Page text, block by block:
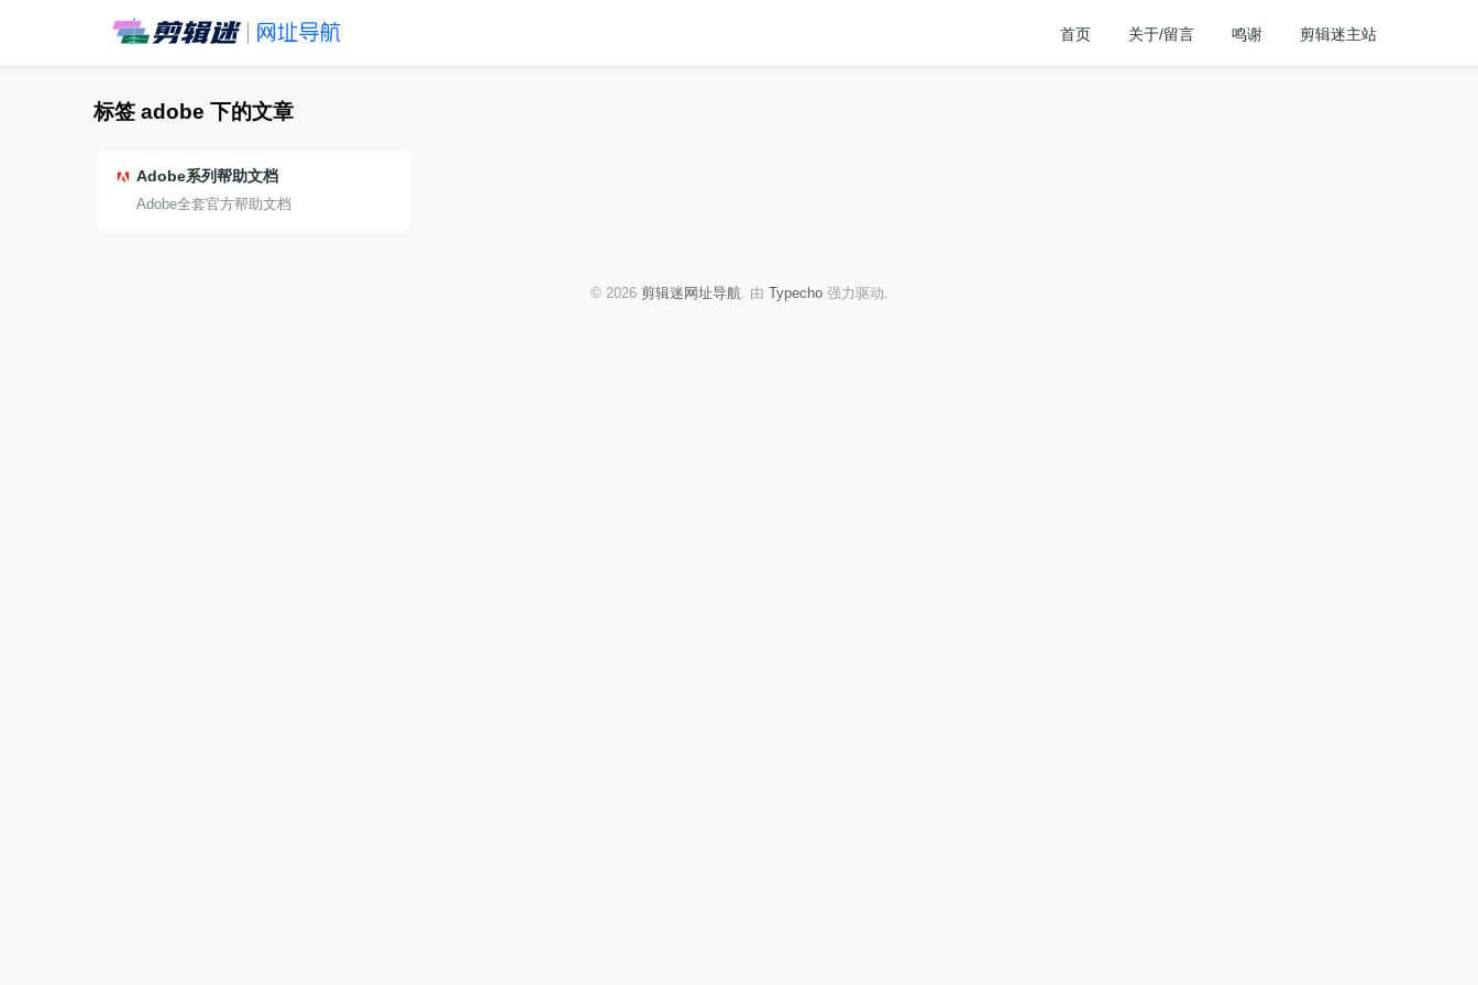
首页 关于/留言 鸣谢 剪辑迷主站
标签 adobe 下的文章
Adobe系列帮助文档
Adobe全套官方帮助文档
© 2026 剪辑迷网址导航 . 由 Typecho强力驱动.